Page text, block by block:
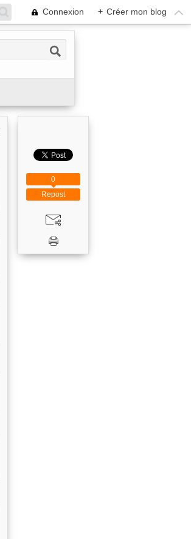
Connexion + Créer mon blog
Repost
0